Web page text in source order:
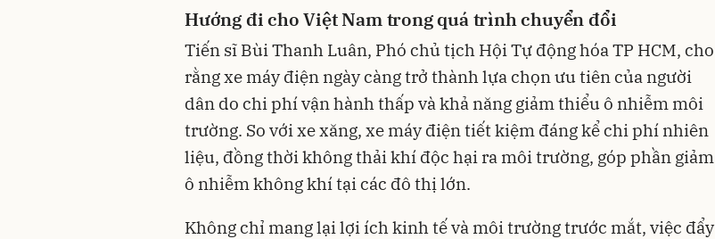
Hướng đi cho Việt Nam trong quá trình chuyển đổi
Tiến sĩ Bùi Thanh Luân, Phó chủ tịch Hội Tự động hóa TP HCM, cho
rằng xe máy điện ngày càng trở thành lựa chọn ưu tiên của người
dân do chi phí vận hành thấp và khả năng giảm thiểu ô nhiễm môi
trường. So với xe xăng, xe máy điện tiết kiệm đáng kể chi phí nhiên
liệu, đồng thời không thải khí độc hại ra môi trường, góp phần giảm
ô nhiễm không khí tại các đô thị lớn.
Không chỉ mang lại lợi ích kinh tế và môi trường trước mắt, việc đẩy